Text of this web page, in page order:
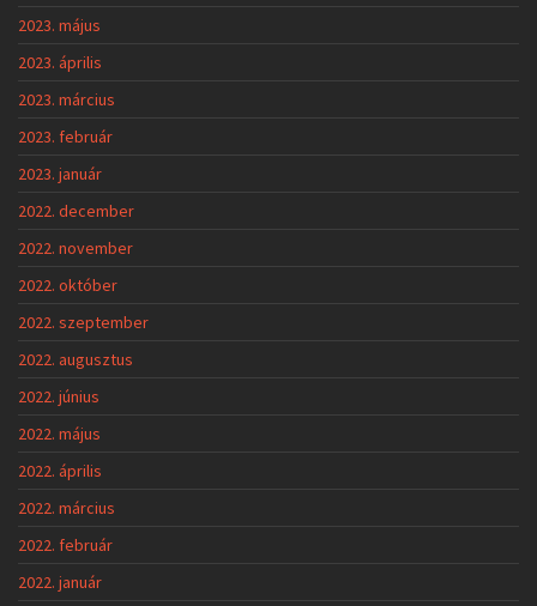
2023. május
2023. április
2023. március
2023. február
2023. január
2022. december
2022. november
2022. október
2022. szeptember
2022. augusztus
2022. június
2022. május
2022. április
2022. március
2022. február
2022. január